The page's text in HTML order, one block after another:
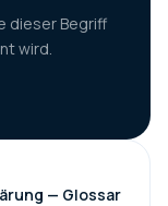
dieser Begriff
wird.
— Glossar